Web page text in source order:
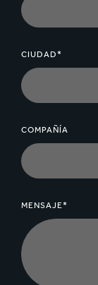
CIUDAD*
COMPAÑÍA
MENSAJE*